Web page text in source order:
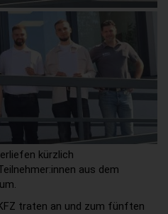
kürzlich
aus dem
traten an und zum fünften